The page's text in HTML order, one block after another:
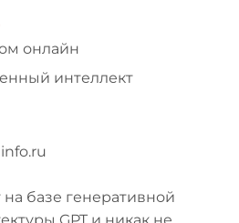
онлайн
интеллект
базе генеративной
GPT и никак не